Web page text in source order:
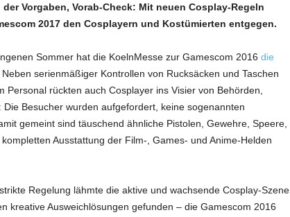
Vorgaben, Vorab-Check: Mit neuen Cosplay-Regeln
2017 den Cosplayern und Kostümierten entgegen.
Sommer hat die KoelnMesse zur Gamescom 2016 die
Neben serienmäßiger Kontrollen von Rucksäcken und Taschen
Personal rückten auch Cosplayer ins Visier von Behörden,
Besucher wurden aufgefordert, keine sogenannten
gemeint sind täuschend ähnliche Pistolen, Gewehre, Speere,
Ausstattung der Film-, Games- und Anime-Helden
Regelung lähmte die aktive und wachsende Cosplay-Szene
kreative Ausweichlösungen gefunden – die Gamescom 2016